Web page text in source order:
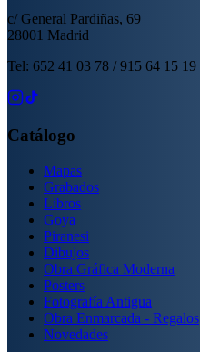
c/ General Pardiñas, 69
28001 Madrid
Tel: 652 41 03 78 / 915 64 15 19
Catálogo
Mapas
Grabados
Libros
Goya
Piranesi
Dibujos
Obra Gráfica Moderna
Posters
Fotografía Antigua
Obra Enmarcada - Regalos
Novedades